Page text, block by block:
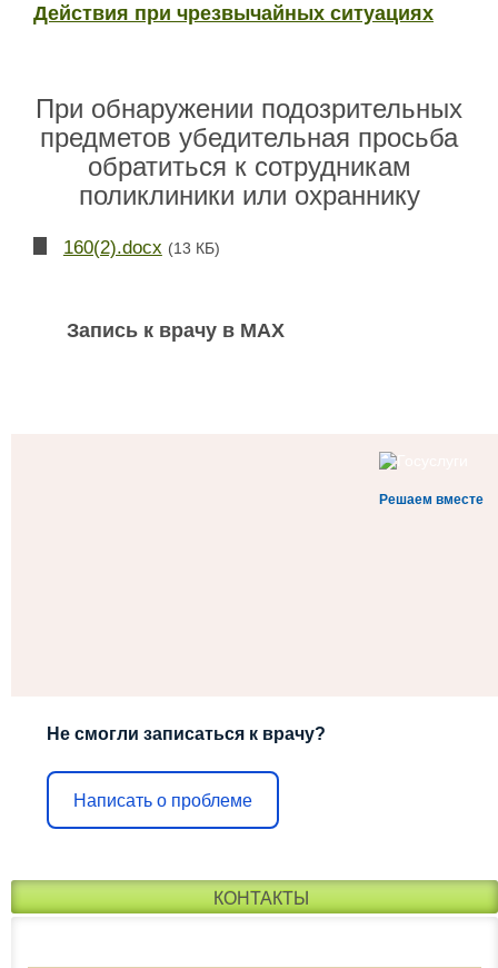
Действия при чрезвычайных ситуациях
При обнаружении подозрительных
предметов убедительная просьба
обратиться к сотрудникам
поликлиники или охраннику
160(2).docx (13 КБ)
Запись к врачу в MAX
Решаем вместе
Не смогли записаться к врачу?
Написать о проблеме
КОНТАКТЫ